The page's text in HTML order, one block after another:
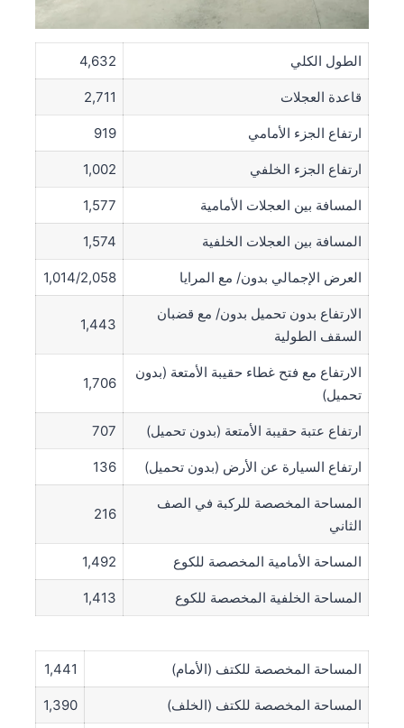
الطول الكلي 4,632
قاعدة العجلات 2,711
ارتفاع الجزء الأمامي 919
ارتفاع الجزء الخلفي 1,002
المسافة بين العجلات الأمامية 1,577
المسافة بين العجلات الخلفية 1,574
العرض الإجمالي بدون/ مع المرايا 1,014/2,058
الارتفاع بدون تحميل بدون/ مع قضبان
السقف الطولية
1,443
الارتفاع مع فتح غطاء حقيبة الأمتعة (بدون
تحميل)
1,706
ارتفاع عتبة حقيبة الأمتعة (بدون تحميل) 707
ارتفاع السيارة عن الأرض (بدون تحميل) 136
المساحة المخصصة للركبة في الصف
الثاني
216
المساحة الأمامية المخصصة للكوع 1,492
المساحة الخلفية المخصصة للكوع 1,413
المساحة المخصصة للكتف (الأمام) 1,441
المساحة المخصصة للكتف (الخلف) 1,390